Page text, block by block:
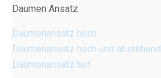
Daumen Ansatz
Daumenansatz hoch
Daumenansatz hoch und abstehend
Daumenansatz tief